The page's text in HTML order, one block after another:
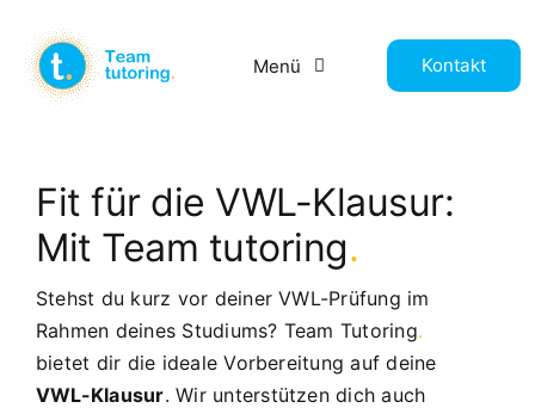
Inhalt
springen
Menü
Prüfungsvorbereitung
Datenanalyse
Wissenschaftliches Arbeiten
Kontakt
Fit für die VWL-Klausur:
Mit Team tutoring.
Stehst du kurz vor deiner VWL-Prüfung im
Rahmen deines Studiums? Team Tutoring.
bietet dir die ideale Vorbereitung auf deine
VWL-Klausur. Wir unterstützen dich auch